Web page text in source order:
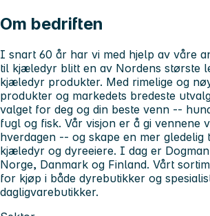
Om bedriften
I snart 60 år har vi med hjelp av våre
til kjæledyr blitt en av Nordens største
kjæledyr produkter. Med rimelige og
produkter og markedets bredeste
valget for deg og din beste venn --
fugl og fisk. Vår visjon er å gi vennene
hverdagen -- og skape en mer
kjæledyr og dyreeiere. I dag er
Norge, Danmark og Finland. Vårt
for kjøp i både dyrebutikker og
dagligvarebutikker.